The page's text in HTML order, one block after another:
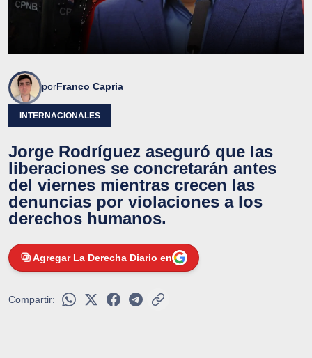
porFranco Capria
INTERNACIONALES
Jorge Rodríguez aseguró que las
liberaciones se concretarán antes
del viernes mientras crecen las
denuncias por violaciones a los
derechos humanos.
Agregar La Derecha Diario en
Compartir: